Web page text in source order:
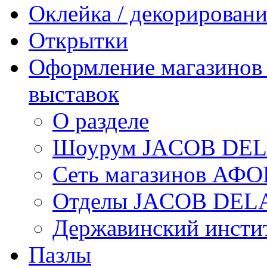
Оклейка /
Открытки
Оформление
выставок
О разделе
Шоурум JACOB
Сеть магазинов
Отделы JACOB
Державинский
Пазлы